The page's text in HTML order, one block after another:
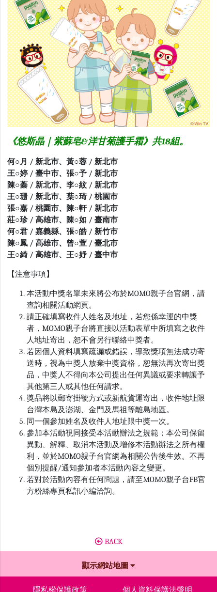
《悠斯晶｜紫蘇皂&洋甘菊護手霜》共18組。
何○月 / 新北市、黃○蓉 / 新北市
王○婷 / 臺中市、張○予 / 新北市
陳○蓁 / 新北市、李○紋 / 新北市
王○珊 / 新北市、葉○琦 / 桃園市
張○嘉 / 桃園市、陳○軒 / 新北市
莊○珍 / 高雄市、陳○如 / 臺南市
何○君 / 嘉義縣、張○皓 / 新竹市
陳○鳳 / 高雄市、曾○萱 / 臺北市
王○綺 / 高雄市、王○妤 / 臺中市
【注意事項】
本活動中獎名單未來將公布於MOMO親子台官網，請
查詢相關活動網頁。
請正確填寫收件人姓名及地址，若您係幸運的中獎
者，MOMO親子台將直接以活動表單中所填寫之收件
人地址寄出，恕不會另行聯絡中獎者。
若因個人資料填寫疏漏或錯誤，導致獎項無法成功寄
送時，視為中獎人放棄中獎資格，恕無法再次寄出獎
品，中獎人不得向本公司提出任何異議或要求轉讓予
其他第三人或其他任何請求。
獎品將以郵寄掛號方式或新航貨運寄出，收件地址限
台灣本島及澎湖、金門及馬祖等離島地區。
同一個參加姓名及收件人地址限中獎一次。
參加本活動視同接受本活動辦法之規範；本公司保留
異動、解釋、取消本活動及增修本活動辦法之所有權
利，並於MOMO親子台官網為相關公告後生效。不再
個別提醒/通知參加者本活動內容之變更。
若對於活動內容有任何問題，請至MOMO親子台FB官
方粉絲專頁私訊小編洽詢。
BACK
顯示網站地圖
隱私權保護政策 個人資料保護法聲明